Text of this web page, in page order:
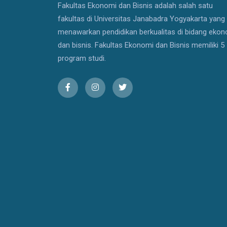
Fakultas Ekonomi dan Bisnis adalah salah satu
fakultas di Universitas Janabadra Yogyakarta yang
menawarkan pendidikan berkualitas di bidang
dan bisnis. Fakultas Ekonomi dan Bisnis memiliki 5
program studi.